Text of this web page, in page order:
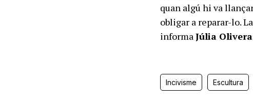
quan algú hi va
obligar a reparar-lo.
informaJúlia
Incivisme Escultura